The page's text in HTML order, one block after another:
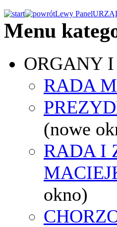
Lewy Panel
Menu
ORGANY
RADA
(nowe
RADA I
okno)